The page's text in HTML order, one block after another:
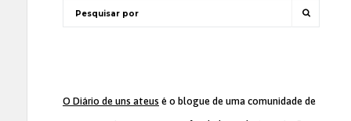
O Diário de uns ateus é o blogue de uma comunidade de